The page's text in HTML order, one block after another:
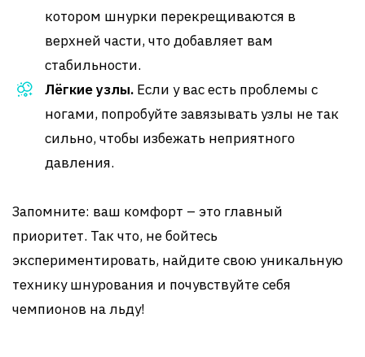
котором шнурки перекрещиваются в
верхней части, что добавляет вам
стабильности.
Лёгкие узлы. Если у вас есть проблемы с
ногами, попробуйте завязывать узлы не так
сильно, чтобы избежать неприятного
давления.
Запомните: ваш комфорт – это главный
приоритет. Так что, не бойтесь
экспериментировать, найдите свою уникальную
технику шнурования и почувствуйте себя
чемпионов на льду!